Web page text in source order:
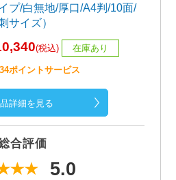
プ/白無地/厚口/A4判/10面/
サイズ）
(税込) 在庫あり
ポイントサービス
詳細を見る
合評価
5.0